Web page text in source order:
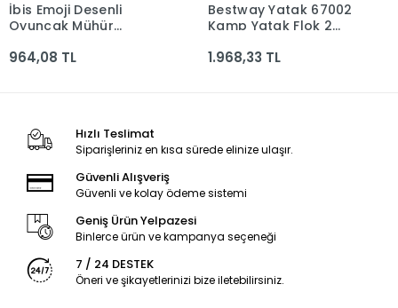
Sepete Ekle
İbis Emoji Desenli
Oyuncak Mühür
964,08 TL
Sepete Ekle
Bestway Yatak 67002
Kamp Yatak Flok 2
916225 *4
1.968,33 TL
Hızlı Teslimat
Siparişleriniz en kısa sürede elinize ulaşır.
Güvenli Alışveriş
Güvenli ve kolay ödeme sistemi
Geniş Ürün Yelpazesi
Binlerce ürün ve kampanya seçeneği
7 / 24 DESTEK
Öneri ve şikayetlerinizi bize iletebilirsiniz.